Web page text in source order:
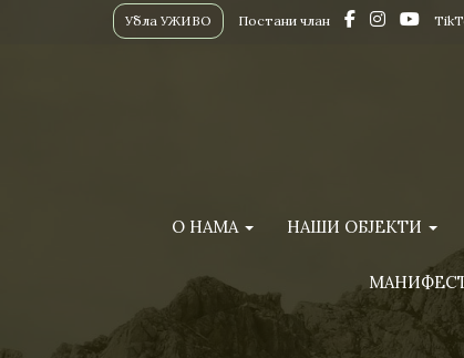
Убла УЖИВО Постани члан
О НАМА НАШИ ОБЈЕКТИ